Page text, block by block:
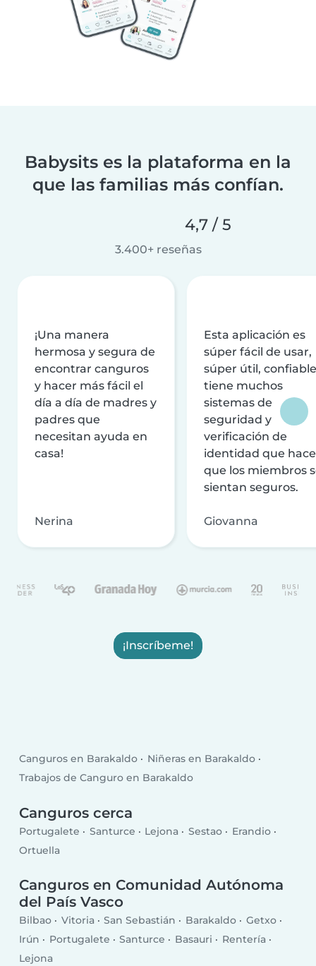
Babysits es la plataforma en la
que las familias más confían.
4,7 / 5
3.400+ reseñas
¡Una manera
hermosa y segura de
encontrar canguros
y hacer más fácil el
día a día de madres y
padres que
necesitan ayuda en
casa!
Nerina
Esta aplicación es
súper fácil de usar,
súper útil,
tiene muchos
sistemas de
seguridad y
verificación de
identidad que
que los miembros
sientan seguros.
Giovanna
¡Inscríbeme!
Canguros en Barakaldo
Niñeras en Barakaldo
Trabajos de Canguro en Barakaldo
Canguros cerca
Portugalete Santurce Lejona Sestao
Erandio
Ortuella
Canguros en Comunidad Autónoma
del País Vasco
Bilbao Vitoria San Sebastián Barakaldo
Getxo
Irún
Portugalete Santurce Basauri
Rentería
Lejona